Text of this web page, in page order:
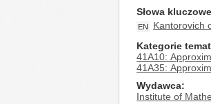
Słowa kluczowe
EN Kantorovich
Kategorie
41A10:
41A35:
Wydawca
Institute of